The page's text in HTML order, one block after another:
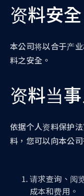
资料安全
本公司将以合于产
料之安全。
资料当
依据个人资料保护
料，您可以向本公
请求查询、阅
成本和费用。